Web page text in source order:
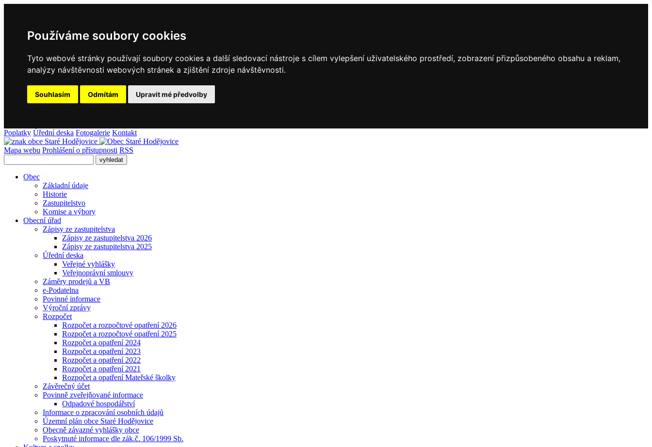
Používáme soubory cookies
Tyto webové stránky používají soubory cookies a další sledovací nástroje s cílem vylepšení uživatelského prostředí, zobrazení přizpůsobeného obsahu a reklam,
analýzy návštěvnosti webových stránek a zjištění zdroje návštěvnosti.
Souhlasím Odmítám Upravit mé předvolby
Poplatky Úřední deska Fotogalerie Kontakt
Mapa webu Prohlášení o přístupnosti RSS
Obec
Základní údaje
Historie
Zastupitelstvo
Komise a výbory
Obecní úřad
Zápisy ze zastupitelstva
Zápisy ze zastupitelstva 2026
Zápisy ze zastupitelstva 2025
Úřední deska
Veřejné vyhlášky
Veřejnoprávní smlouvy
Záměry prodejů a VB
e-Podatelna
Povinné informace
Výroční zprávy
Rozpočet
Rozpočet a rozpočtové opatření 2026
Rozpočet a rozpočtové opatření 2025
Rozpočet a opatření 2024
Rozpočet a opatření 2023
Rozpočet a opatření 2022
Rozpočet a opatření 2021
Rozpočet a opatření Mateřské školky
Závěrečný účet
Povinně zveřejňované informace
Odpadové hospodářství
Informace o zpracování osobních údajů
Územní plán obce Staré Hodějovice
Obecně závazné vyhlášky obce
Poskytnuté informace dle zák.č. 106/1999 Sb.